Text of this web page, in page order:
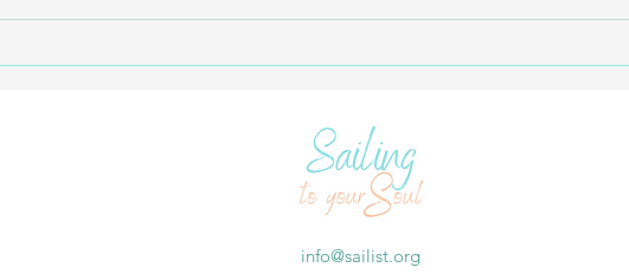
Yaz tatilinde toplum için fark
2025
info@sailist.org